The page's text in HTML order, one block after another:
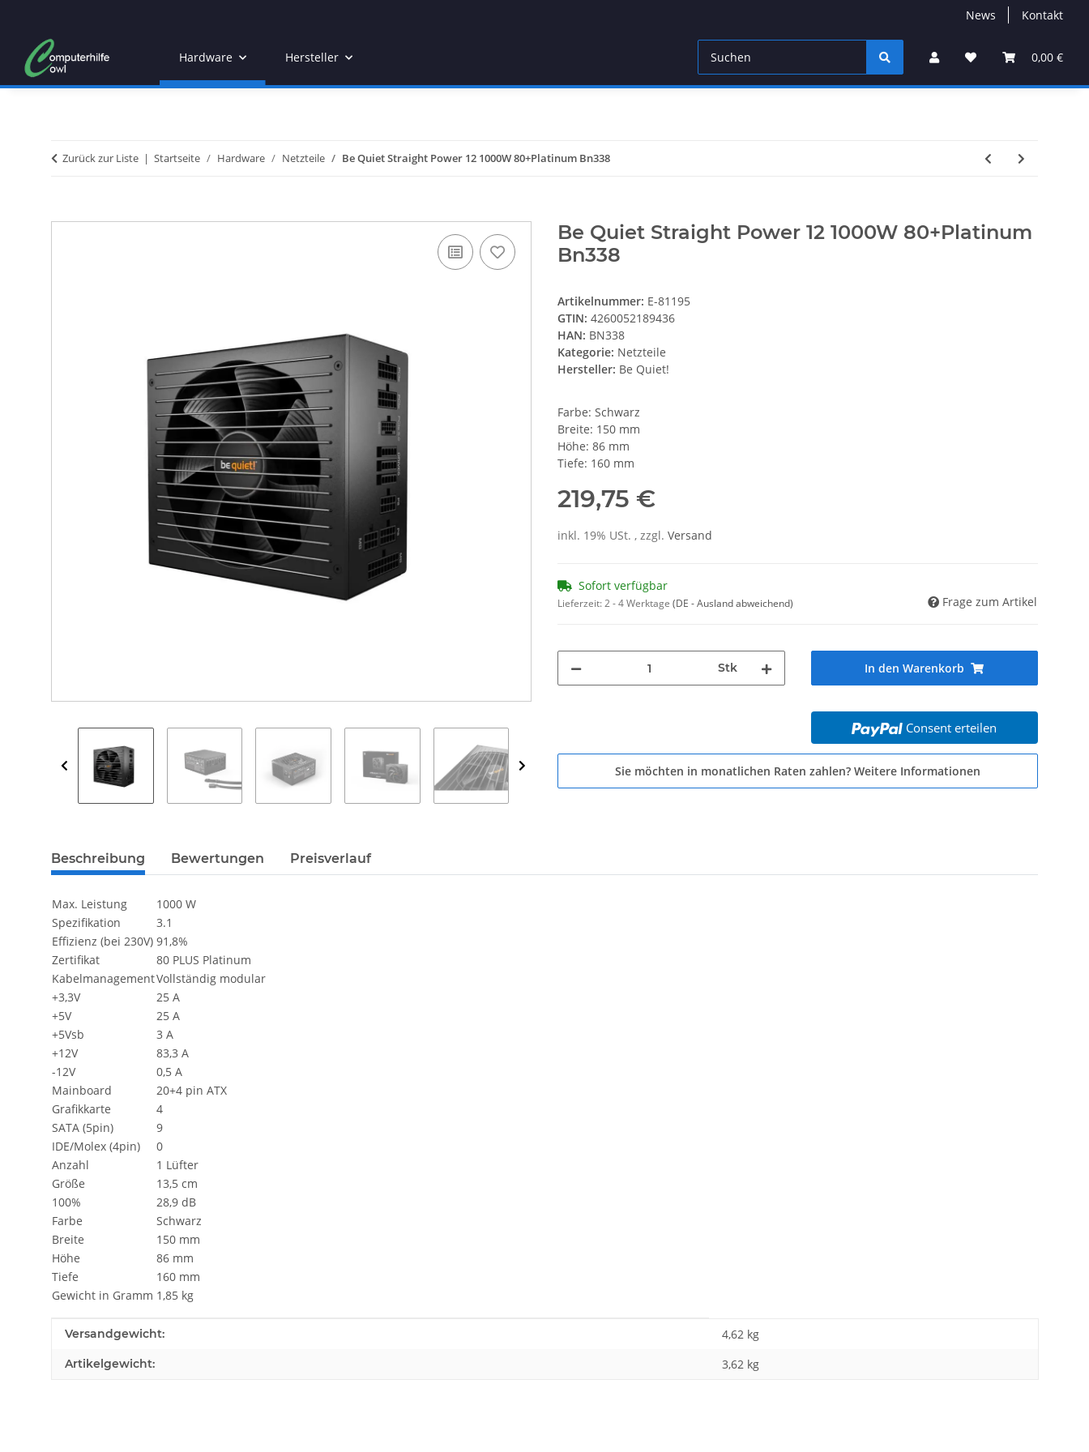
News Kontakt
0,00 €
Hardware Hersteller
Zurück zur Liste Startseite Hardware Netzteile Be Quiet Straight Power 12 1000W 80+Platinum Bn338
Be Quiet Straight Power 12 1000W 80+Platinum
Bn338
Artikelnummer: E-81195
GTIN: 4260052189436
HAN: BN338
Kategorie: Netzteile
Hersteller: Be Quiet!
Farbe: Schwarz
Breite: 150 mm
Höhe: 86 mm
Tiefe: 160 mm
219,75 €
inkl. 19% USt. , zzgl. Versand
Sofort verfügbar
Lieferzeit:2 - 4 Werktage (DE - Ausland abweichend) Frage zum Artikel
Stk In den Warenkorb
Consent erteilen
Sie möchten in monatlichen Raten zahlen? Weitere Informationen
weitere Registerkarten anzeigen
Beschreibung Bewertungen Preisverlauf
Max. Leistung
1000 W
Spezifikation
3.1
Effizienz (bei 230V) 91,8%
Zertifikat
80 PLUS Platinum
KabelmanagementVollständig modular
+3,3V
25 A
+5V
25 A
+5Vsb
3 A
+12V
83,3 A
-12V
0,5 A
Mainboard
20+4 pin ATX
Grafikkarte
4
SATA (5pin)
9
IDE/Molex (4pin)
0
Anzahl
1 Lüfter
Größe
13,5 cm
100%
28,9 dB
Farbe
Schwarz
Breite
150 mm
Höhe
86 mm
Tiefe
160 mm
Gewicht in Gramm 1,85 kg
Produkteigenschaft
Wert
Versandgewicht: 4,62 kg
Artikelgewicht: 3,62 kg